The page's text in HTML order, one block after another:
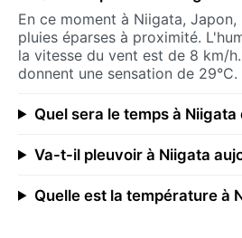
En ce moment à Niigata,
pluies éparses à proximité.
la vitesse du vent est de 8 km/
donnent une sensation de 29°C.
Quel sera le temps à Niigata
Va-t-il pleuvoir à Niigata
Quelle est la température à